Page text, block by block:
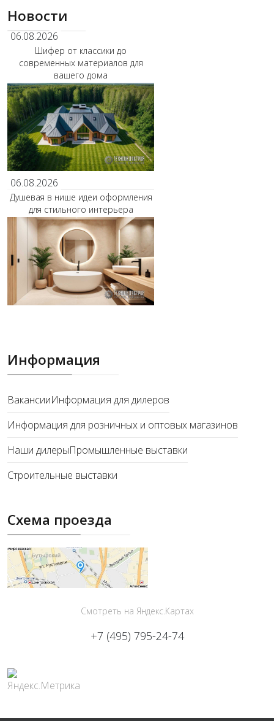
Новости
06.08.2026
Шифер от классики до
современных материалов для
вашего дома
06.08.2026
Душевая в нише идеи оформления
для стильного интерьера
Информация
ВакансииИнформация для дилеров
Информация для розничных и оптовых магазинов
Наши дилерыПромышленные выставки
Строительные выставки
Схема проезда
Смотреть на Яндекс.Картах
+7 (495) 795-24-74